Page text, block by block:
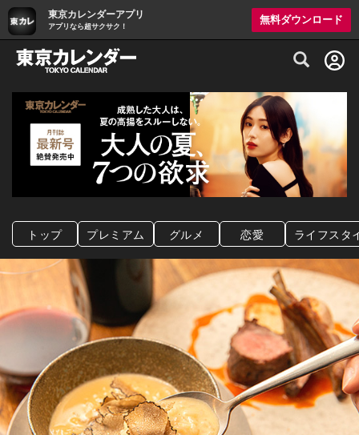
東京カレンダーアプリ
アプリなら超サクサク！
無料ダウンロード
グルメ情報・プレミアムレストラン予約
トップ プレミアム グルメ 恋愛 ライフスタ